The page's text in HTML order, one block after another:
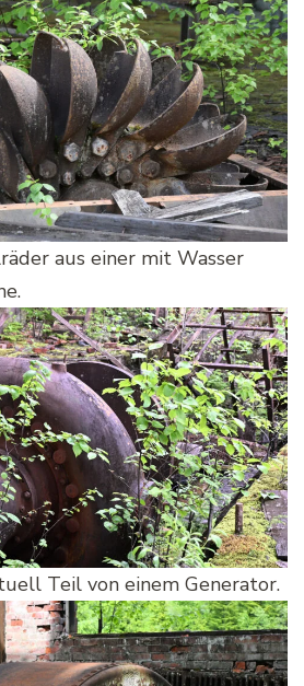
aus einer mit Wasser
Teil von einem Generator.